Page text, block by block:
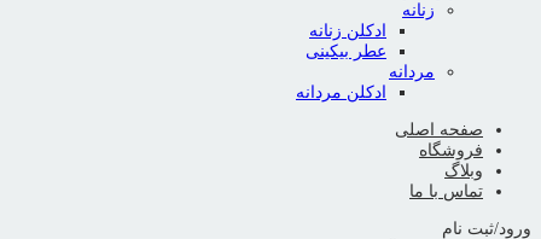
زنانه
ادکلن زنانه
عطر بیکینی
مردانه
ادکلن مردانه
صفحه اصلی
فروشگاه
وبلاگ
تماس با ما
ورود/ثبت نام